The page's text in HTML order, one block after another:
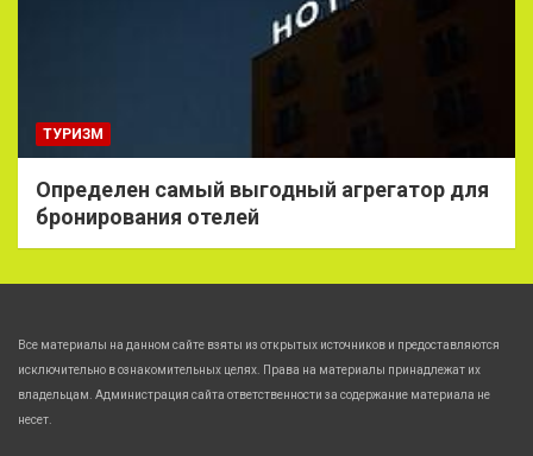
ТУРИЗМ
Определен самый выгодный агрегатор для
бронирования отелей
Все материалы на данном сайте взяты из открытых источников и предоставляются
исключительно в ознакомительных целях. Права на материалы принадлежат их
владельцам. Администрация сайта ответственности за содержание материала не
несет.